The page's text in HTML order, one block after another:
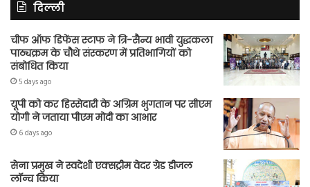
दिल्ली
चीफ ऑफ डिफेंस स्टाफ ने त्रि-सैन्य भावी युद्धकला
पाठ्यक्रम के चौथे संस्करण में प्रतिभागियों को
संबोधित किया
5 days ago
यूपी को कर हिस्सेदारी के अग्रिम भुगतान पर सीएम
योगी ने जताया पीएम मोदी का आभार
6 days ago
सेना प्रमुख ने स्वदेशी एक्सट्रीम वेदर ग्रेड डीजल
लॉन्च किया